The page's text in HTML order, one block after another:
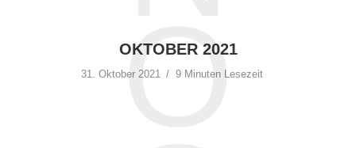
OKTOBER 2021
31. Oktober 2021 9 Minuten Lesezeit
O